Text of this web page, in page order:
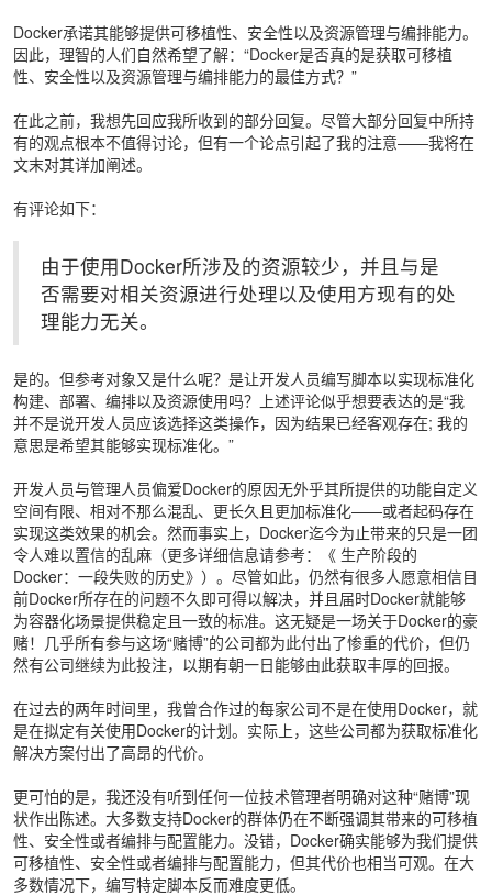
Docker承诺其能够提供可移植性、安全性以及资源管理与编排能力。
因此，理智的人们自然希望了解：“Docker是否真的是获取可移植
性、安全性以及资源管理与编排能力的最佳方式？”
在此之前，我想先回应我所收到的部分回复。尽管大部分回复中所持
有的观点根本不值得讨论，但有一个论点引起了我的注意——我将在
文末对其详加阐述。
有评论如下：
由于使用Docker所涉及的资源较少，并且与是
否需要对相关资源进行处理以及使用方现有的处
理能力无关。
是的。但参考对象又是什么呢？是让开发人员编写脚本以实现标准化
构建、部署、编排以及资源使用吗？上述评论似乎想要表达的是“我
并不是说开发人员应该选择这类操作，因为结果已经客观存在; 我的
意思是希望其能够实现标准化。”
开发人员与管理人员偏爱Docker的原因无外乎其所提供的功能自定义
空间有限、相对不那么混乱、更长久且更加标准化——或者起码存在
实现这类效果的机会。然而事实上，Docker迄今为止带来的只是一团
令人难以置信的乱麻（更多详细信息请参考：《 生产阶段的
Docker：一段失败的历史》）。尽管如此，仍然有很多人愿意相信目
前Docker所存在的问题不久即可得以解决，并且届时Docker就能够
为容器化场景提供稳定且一致的标准。这无疑是一场关于Docker的豪
赌！几乎所有参与这场“赌博”的公司都为此付出了惨重的代价，但仍
然有公司继续为此投注，以期有朝一日能够由此获取丰厚的回报。
在过去的两年时间里，我曾合作过的每家公司不是在使用Docker，就
是在拟定有关使用Docker的计划。实际上，这些公司都为获取标准化
解决方案付出了高昂的代价。
更可怕的是，我还没有听到任何一位技术管理者明确对这种“赌博”现
状作出陈述。大多数支持Docker的群体仍在不断强调其带来的可移植
性、安全性或者编排与配置能力。没错，Docker确实能够为我们提供
可移植性、安全性或者编排与配置能力，但其代价也相当可观。在大
多数情况下，编写特定脚本反而难度更低。